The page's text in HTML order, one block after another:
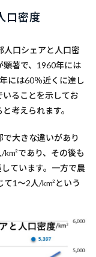
口密度
人口シェアと人口密
顕著で、1960年には
には60％近くに達し
ることを示してお
考えられます。
大きな違いがあり
であり、その後も
ています。一方で農
1～2人/km²という